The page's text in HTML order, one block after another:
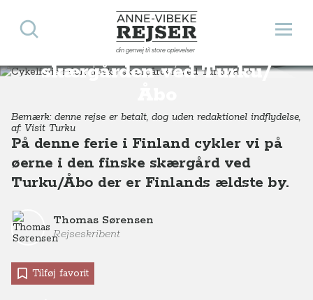
Anne-Vibeke Rejser
din genvej til store oplevelser
Åbn
Søg
Cykelferie i den finske
skærgården ved Turku/
Destinationer Europa Finland Cykelferie i den finske skærgården ved Turku/Åbo
Bemærk: denne rejse er betalt, dog uden redaktionel indflydelse,
af: Visit Turku
På denne ferie i Finland cykler vi på
øerne i den finske skærgård ved
Turku/Åbo der er Finlands ældste by.
Thomas Sørensen
Rejseskribent
Tilføj favorit